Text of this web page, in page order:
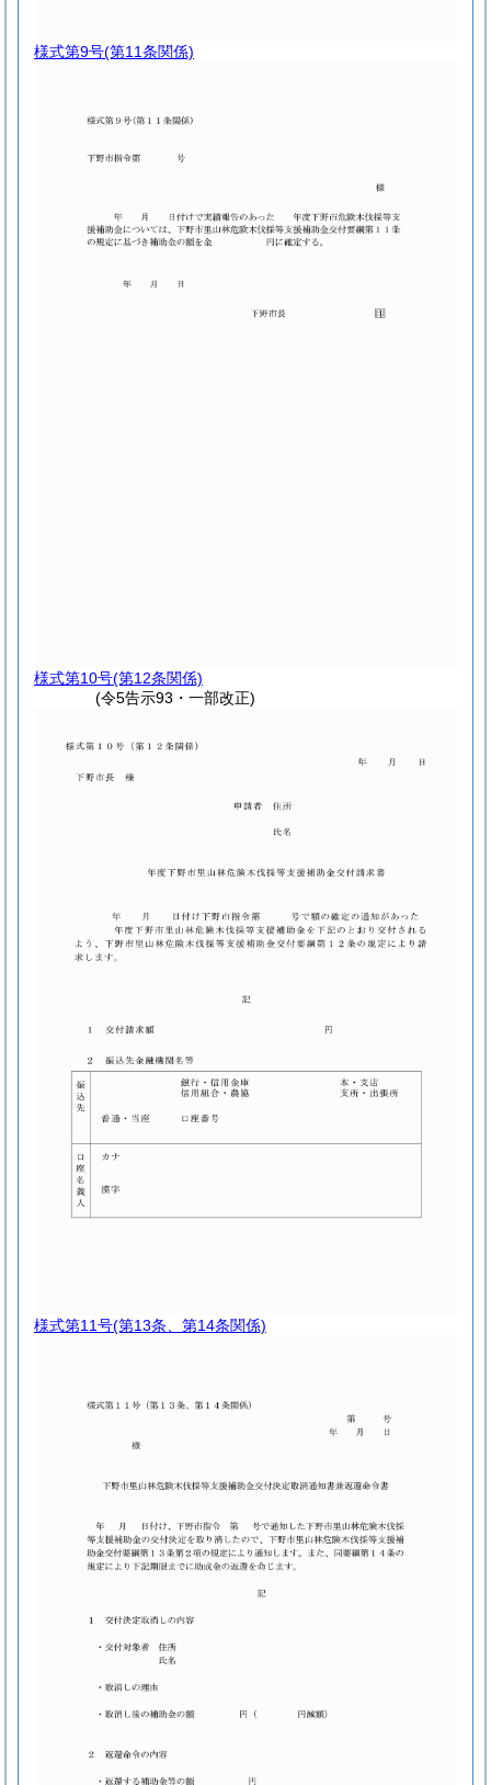
様式第9号(第11条関係)
様式第10号(第12条関係)
(令5告示93・一部改正)
様式第11号(第13条、第14条関係)